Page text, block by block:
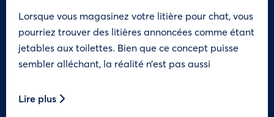
Lorsque vous magasinez votre litière pour chat, vous
pourriez trouver des litières annoncées comme étant
jetables aux toilettes. Bien que ce concept puisse
sembler alléchant, la réalité n’est pas aussi
Lire plus